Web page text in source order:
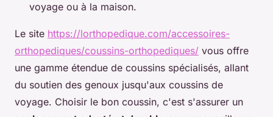
voyage ou à la maison.
Le site https://lorthopedique.com/accessoires-
orthopediques/coussins-orthopediques/ vous offre
une gamme étendue de coussins spécialisés, allant
du soutien des genoux jusqu'aux coussins de
voyage. Choisir le bon coussin, c'est s'assurer un